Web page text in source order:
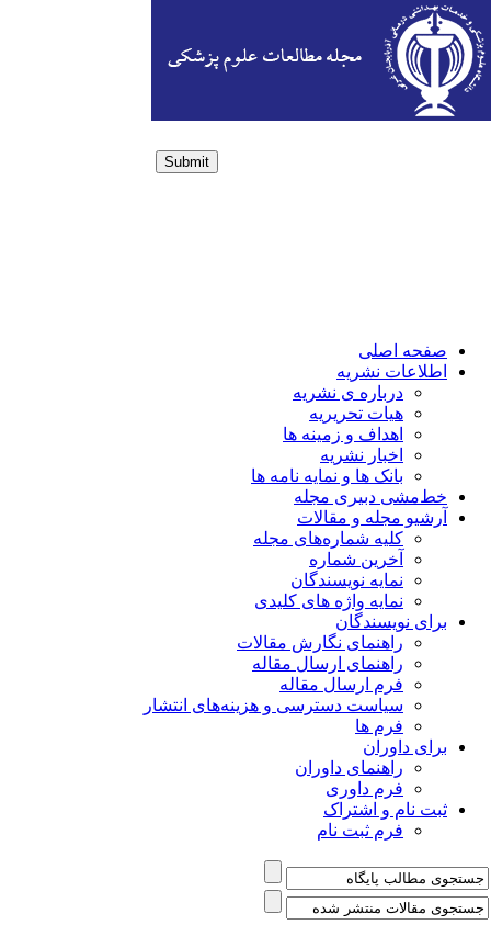
Submit
صفحه اصلی
اطلاعات نشریه
درباره ی نشریه
هیات تحریریه
اهداف و زمینه ها
اخبار نشریه
بانک ها و نمایه نامه ها
خط‌مشی دبیری مجله
آرشیو مجله و مقالات
کلیه شماره‌های مجله
آخرین شماره
نمایه نویسندگان
نمایه واژه های کلیدی
برای نویسندگان
راهنمای نگارش مقالات
راهنمای ارسال مقاله
فرم ارسال مقاله
سیاست دسترسی و هزینه‌های انتشار
فرم ها
برای داوران
راهنمای داوران
فرم داوری
ثبت نام و اشتراک
فرم ثبت نام